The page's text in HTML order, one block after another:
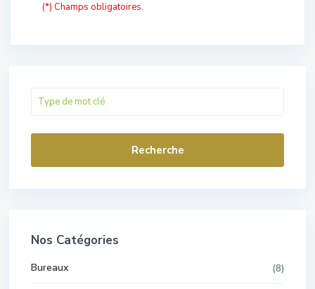
(*) Champs obligatoires.
Recherche
Nos Catégories
Bureaux (8)